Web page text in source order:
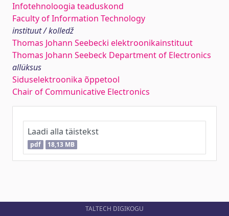
Infotehnoloogia teaduskond
Faculty of Information Technology
instituut / kolledž
Thomas Johann Seebecki elektroonikainstituut
Thomas Johann Seebeck Department of Electronics
allüksus
Siduselektroonika õppetool
Chair of Communicative Electronics
Laadi alla täistekst
pdf 18,13 MB
TALTECH DIGIKOGU